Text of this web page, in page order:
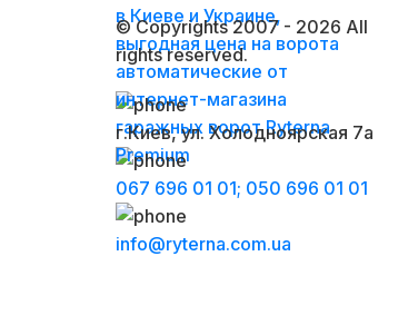
© Copyrights 2007 - 2026 All
rights reserved.
г.Киев, ул. Холодноярская 7а
067 696 01 01; 050 696 01 01
info@ryterna.com.ua